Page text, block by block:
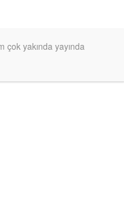
çok yakında yayında